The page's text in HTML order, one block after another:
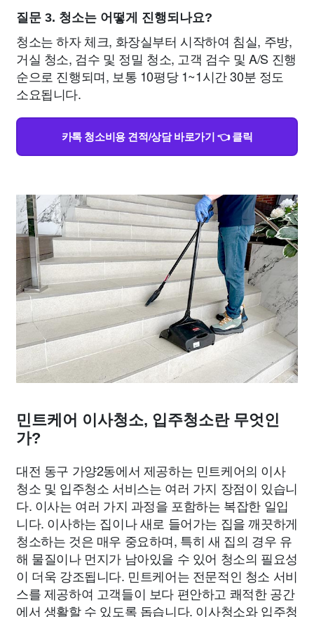
질문 3. 청소는 어떻게 진행되나요?
청소는 하자 체크, 화장실부터 시작하여 침실, 주방,
거실 청소, 검수 및 정밀 청소, 고객 검수 및 A/S 진행
순으로 진행되며, 보통 10평당 1~1시간 30분 정도
소요됩니다.
카톡 청소비용 견적/상담 바로가기 👈 클릭
민트케어 이사청소, 입주청소란 무엇인
가?
대전 동구 가양2동에서 제공하는 민트케어의 이사
청소 및 입주청소 서비스는 여러 가지 장점이 있습니
다. 이사는 여러 가지 과정을 포함하는 복잡한 일입
니다. 이사하는 집이나 새로 들어가는 집을 깨끗하게
청소하는 것은 매우 중요하며, 특히 새 집의 경우 유
해 물질이나 먼지가 남아있을 수 있어 청소의 필요성
이 더욱 강조됩니다. 민트케어는 전문적인 청소 서비
스를 제공하여 고객들이 보다 편안하고 쾌적한 공간
에서 생활할 수 있도록 돕습니다. 이사청소와 입주청